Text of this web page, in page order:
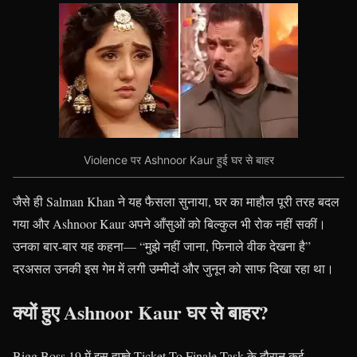
Violence पर Ashnoor Kaur हुई घर से बाहर
जैसे ही Salman Khan ने यह फैसला सुनाया, घर का माहौल पूरी तरह बदल
गया और Ashnoor Kaur अपने आँसुओं को बिल्कुल भी रोक नहीं सकीं।
उनका बार-बार यह कहना— “मुझे नहीं जाना, फिनाले वीक देखना है”
दरअसल उनकी इस गेम में लगी उम्मीदों और जुनून को साफ दिखा रहा था।
क्यों हुए Ashnoor Kaur घर से बाहर?